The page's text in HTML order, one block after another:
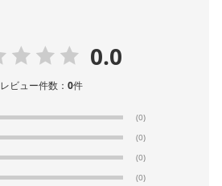
0.0
レビュー件数：0件
(0)
(0)
(0)
(0)